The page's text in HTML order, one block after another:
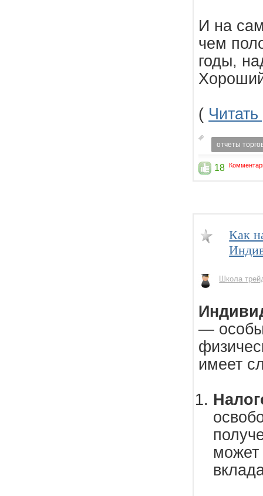
И на
чем
годы,
(
отчеты
18
Как
Школа
—
имеет
может